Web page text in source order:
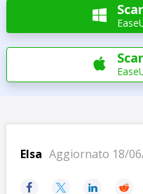


Elsa Aggiornato 18/
   